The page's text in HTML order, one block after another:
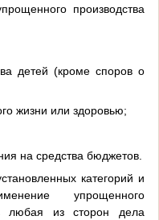
производства
детей (кроме споров о
жизни или здоровью;
на средства бюджетов.
категорий и
упрощенного
любая из сторон дела